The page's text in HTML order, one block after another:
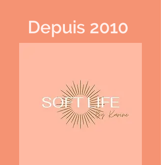
Depuis 2010